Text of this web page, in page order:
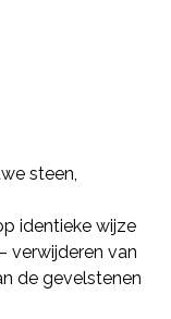
steen,
identieke wijze
verwijderen van
de gevelstenen